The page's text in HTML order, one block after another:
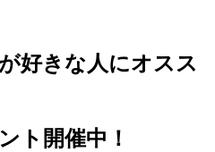
好きな人にオスス
ト開催中！